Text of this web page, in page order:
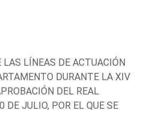
LÍNEAS DE ACTUACIÓN
DURANTE LA XIV
DEL REAL
JULIO, POR EL QUE SE